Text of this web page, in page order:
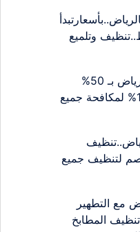
وتلميع
شركة مكافحة حشرات بالرياض بـ 50%
خصم و خدمة مضمونة 100% لمكافحة جميع
ساعة بـ35%خصم لتنظيف جميع
مع التطهير
علي تنظيف المطابخ